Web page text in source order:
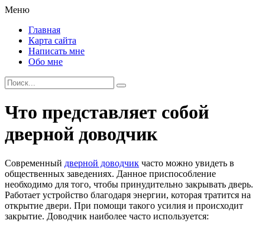
Меню
Главная
Карта сайта
Написать мне
Обо мне
Что представляет собой
дверной доводчик
Современный дверной доводчик часто можно увидеть в
общественных заведениях. Данное приспособление
необходимо для того, чтобы принудительно закрывать дверь.
Работает устройство благодаря энергии, которая тратится на
открытие двери. При помощи такого усилия и происходит
закрытие. Доводчик наиболее часто используется: